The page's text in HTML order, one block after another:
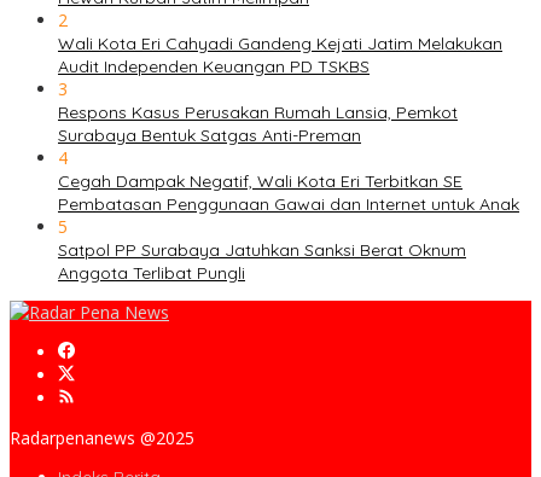
2
Wali Kota Eri Cahyadi Gandeng Kejati Jatim Melakukan
Audit Independen Keuangan PD TSKBS
3
Respons Kasus Perusakan Rumah Lansia, Pemkot
Surabaya Bentuk Satgas Anti-Preman
4
Cegah Dampak Negatif, Wali Kota Eri Terbitkan SE
Pembatasan Penggunaan Gawai dan Internet untuk Anak
5
Satpol PP Surabaya Jatuhkan Sanksi Berat Oknum
Anggota Terlibat Pungli
Radarpenanews @2025